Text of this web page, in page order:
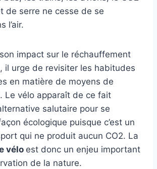
de serre ne cesse de se
l’air.
impact sur le réchauffement
il urge de revisiter les habitudes
en matière de moyens de
Le vélo apparaît de ce fait
salutaire pour se
écologique puisque c’est un
qui ne produit aucun CO2. La
vélo est donc un enjeu important
de la nature.